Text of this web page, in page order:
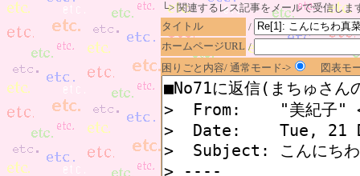
└> 関連するレス記事をメールで受信しま
タイトル
/
ホームページURL /
困りごと内容/ 通常モード->
図表モ